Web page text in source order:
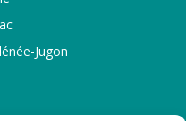
Jugon